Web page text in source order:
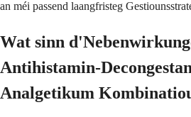
an méi passend laangfristeg
Wat sinn
Antihistamin-
Analgetikum